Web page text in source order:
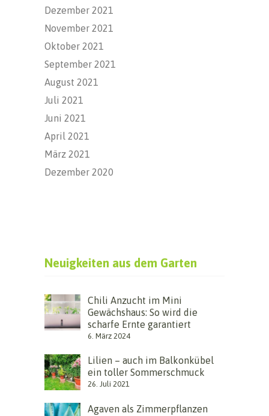
Dezember 2021
November 2021
Oktober 2021
September 2021
August 2021
Juli 2021
Juni 2021
April 2021
März 2021
Dezember 2020
Neuigkeiten aus dem Garten
Chili Anzucht im Mini
Gewächshaus: So wird die
scharfe Ernte garantiert
6. März 2024
Lilien – auch im Balkonkübel
ein toller Sommerschmuck
26. Juli 2021
Agaven als Zimmerpflanzen